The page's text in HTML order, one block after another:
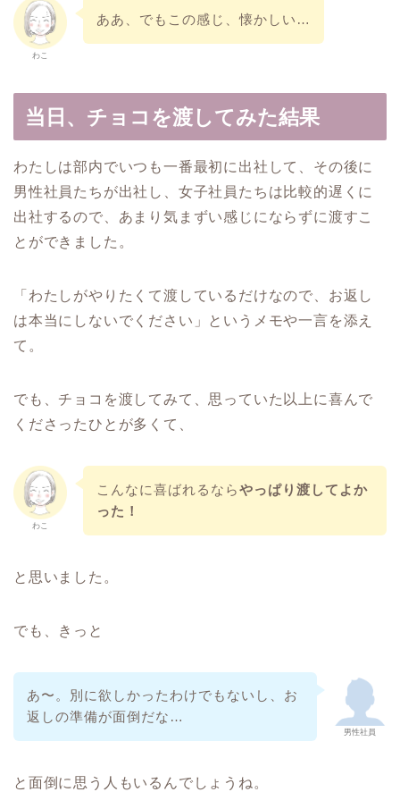
わこ
ああ、でもこの感じ、懐かしい…
当日、チョコを渡してみた結果
わたしは部内でいつも一番最初に出社して、その後に
男性社員たちが出社し、女子社員たちは比較的遅くに
出社するので、あまり気まずい感じにならずに渡すこ
とができました。
「わたしがやりたくて渡しているだけなので、お返し
は本当にしないでください」というメモや一言を添え
て。
でも、チョコを渡してみて、思っていた以上に喜んで
くださったひとが多くて、
わこ
こんなに喜ばれるならやっぱり渡してよか
った！
と思いました。
でも、きっと
男性社員
あ〜。別に欲しかったわけでもないし、お
返しの準備が面倒だな…
と面倒に思う人もいるんでしょうね。